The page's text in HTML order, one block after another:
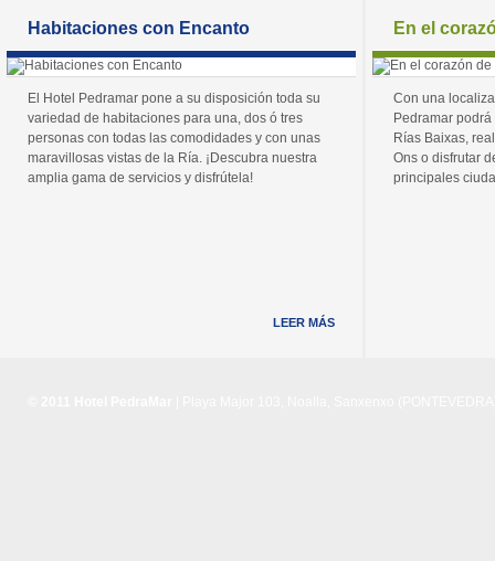
Habitaciones con Encanto
El Hotel Pedramar pone a su disposición toda su
variedad de habitaciones para una, dos ó tres
personas con todas las comodidades y con unas
maravillosas vistas de la Ría. ¡Descubra nuestra
amplia gama de servicios y disfrútela!
LEER MÁS
En el
Con una
Pedramar
Rías Baixas,
Ons o disfrutar
principales